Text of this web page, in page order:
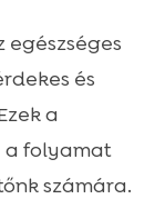
egészséges
és
a
a folyamat
számára.